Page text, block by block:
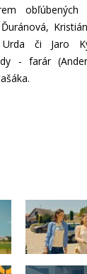
obľúbených
Urda či Jaro
- farár